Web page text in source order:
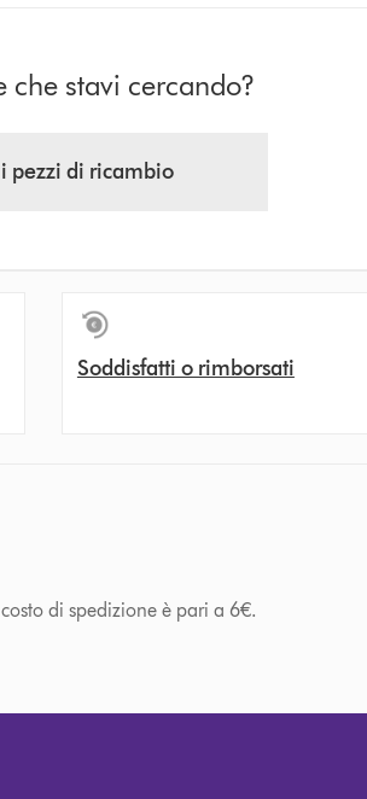
che stavi cercando?
pezzi di ricambio
Soddisfatti o rimborsati
di spedizione è pari a 6€.